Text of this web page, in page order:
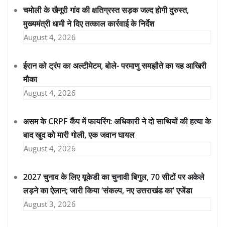
चमोली के खैनूरी गांव की क्षतिग्रस्त सड़क जल्द होगी दुरुस्त,
मुख्यमंत्री धामी ने दिए तत्काल कार्रवाई के निर्देश
August 4, 2026
ईरान को ट्रंप का अल्टीमेटम, बोले- परमाणु समझौते का यह आखिरी
मौका
August 4, 2026
असम के CRPF कैंप में फायरिंग: अधिकारी ने दो साथियों की हत्या के
बाद खुद को मारी गोली, एक जवान घायल
August 4, 2026
2027 चुनाव के लिए यूकेडी का चुनावी बिगुल, 70 सीटों पर अकेले
लड़ने का ऐलान; जारी किया ‘संकल्प, नए उत्तराखंड का’ एजेंडा
August 3, 2026